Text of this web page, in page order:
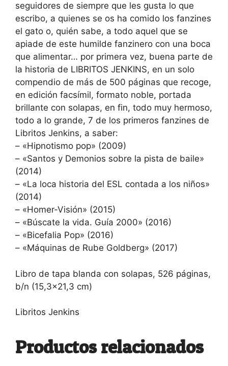
seguidores de siempre que les gusta lo que
escribo, a quienes se os ha comido los fanzines
el gato o, quién sabe, a todo aquel que se
apiade de este humilde fanzinero con una boca
que alimentar… por primera vez, buena parte de
la historia de LIBRITOS JENKINS, en un solo
compendio de más de 500 páginas que recoge,
en edición facsímil, formato noble, portada
brillante con solapas, en fin, todo muy hermoso,
todo a lo grande, 7 de los primeros fanzines de
Libritos Jenkins, a saber:
– «Hipnotismo pop» (2009)
– «Santos y Demonios sobre la pista de baile»
(2014)
– «La loca historia del ESL contada a los niños»
(2014)
– «Homer-Visión» (2015)
– «Búscate la vida. Guía 2000» (2016)
– «Bicefalia Pop» (2016)
– «Máquinas de Rube Goldberg» (2017)
Libro de tapa blanda con solapas, 526 páginas,
b/n (15,3×21,3 cm)
Libritos Jenkins
Productos relacionados